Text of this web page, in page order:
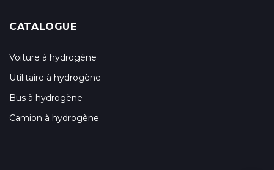
CATALOGUE
Voiture à hydrogène
Utilitaire à hydrogène
Bus à hydrogène
Camion à hydrogène